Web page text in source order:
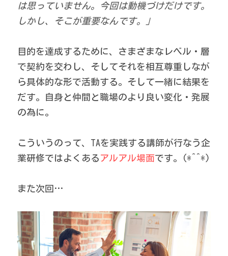
は思っていません。今回は動機づけだけです。
しかし、そこが重要なんです。」
目的を達成するために、さまざまなレベル・層
で契約を交わし、そしてそれを相互尊重しなが
ら具体的な形で活動する。そして一緒に結果を
だす。自身と仲間と職場のより良い変化・発展
の為に。
こういうのって、TAを実践する講師が行なう企
業研修ではよくある アルアル場面
また次回…